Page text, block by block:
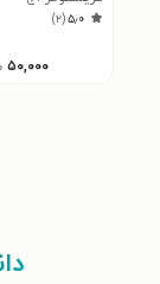
۵٫۰(۲)
۵۰,۰۰۰